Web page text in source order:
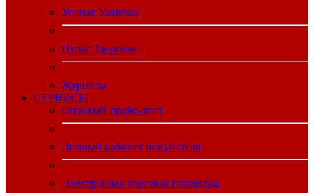
Усатые Умницы
Пульс Здоровья
Журналы
CЕРВИСЫ
Оптовый прайс-лист
Личный кабинет покупателя
Электронная торговая площадка